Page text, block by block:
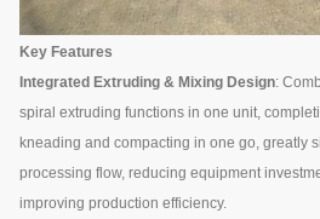
Key Features
Integrated Extruding & Mixing Design:
spiral extruding functions in one unit,
kneading and compacting in one go, greatly
processing flow, reducing equipment
improving production efficiency.